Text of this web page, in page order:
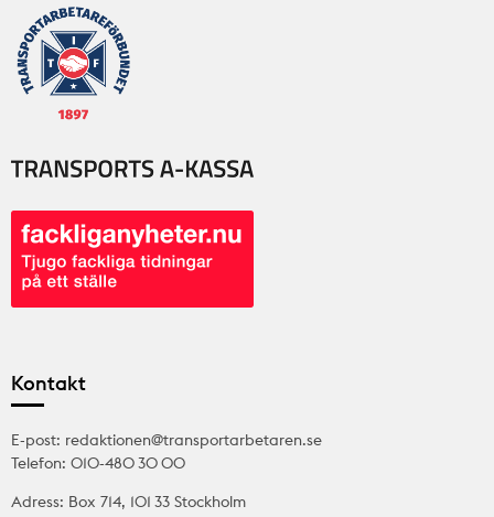
Kontakt
E-post: redaktionen@transportarbetaren.se
Telefon: 010-480 30 00
Adress: Box 714, 101 33 Stockholm